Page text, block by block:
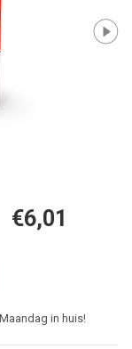
€6,01
in huis!